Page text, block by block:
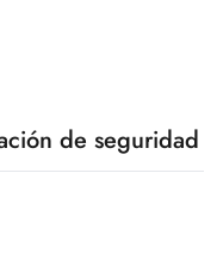
de seguridad